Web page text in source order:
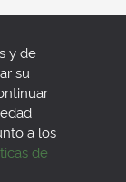
y de
su
a los
de